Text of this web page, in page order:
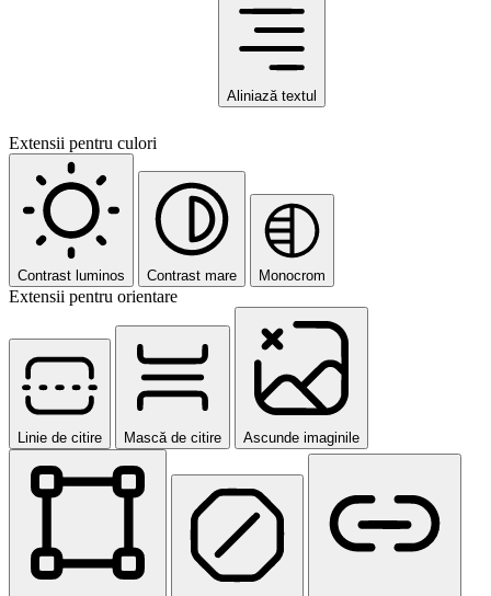
Aliniază textul
Extensii pentru culori
Contrast luminos Contrast mare Monocrom
Extensii pentru orientare
Linie de citire Mască de citire Ascunde imaginile